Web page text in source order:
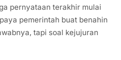
pernyataan terakhir mulai
pemerintah buat benahin
tapi soal kejujuran